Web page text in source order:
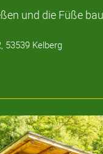
und die Füße
53539 Kelberg